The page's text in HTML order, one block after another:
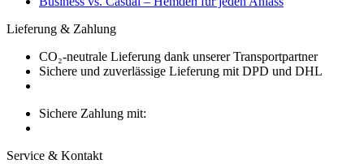
Lieferung & Zahlung
CO₂-neutrale Lieferung dank unserer Transportpartner
Sichere und zuverlässige Lieferung mit DPD und DHL
Sichere Zahlung mit:
Service & Kontakt